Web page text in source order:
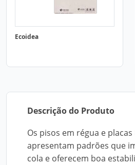
Ecoidea
Descrição do Produto
Os pisos em régua e
apresentam padrões que
cola e oferecem boa